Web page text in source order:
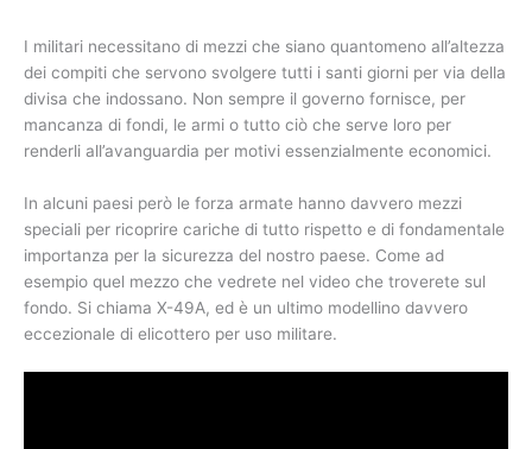
I militari necessitano di mezzi che siano quantomeno all’altezza
dei compiti che servono svolgere tutti i santi giorni per via della
divisa che indossano. Non sempre il governo fornisce, per
mancanza di fondi, le armi o tutto ciò che serve loro per
renderli all’avanguardia per motivi essenzialmente economici.
In alcuni paesi però le forza armate hanno davvero mezzi
speciali per ricoprire cariche di tutto rispetto e di fondamentale
importanza per la sicurezza del nostro paese. Come ad
esempio quel mezzo che vedrete nel video che troverete sul
fondo. Si chiama X-49A, ed è un ultimo modellino davvero
eccezionale di elicottero per uso militare.